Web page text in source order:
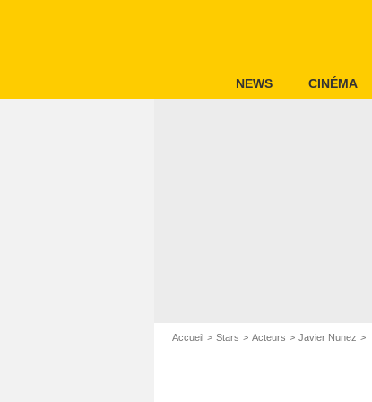
NEWS CINÉMA
Accueil Stars Acteurs Javier Nunez